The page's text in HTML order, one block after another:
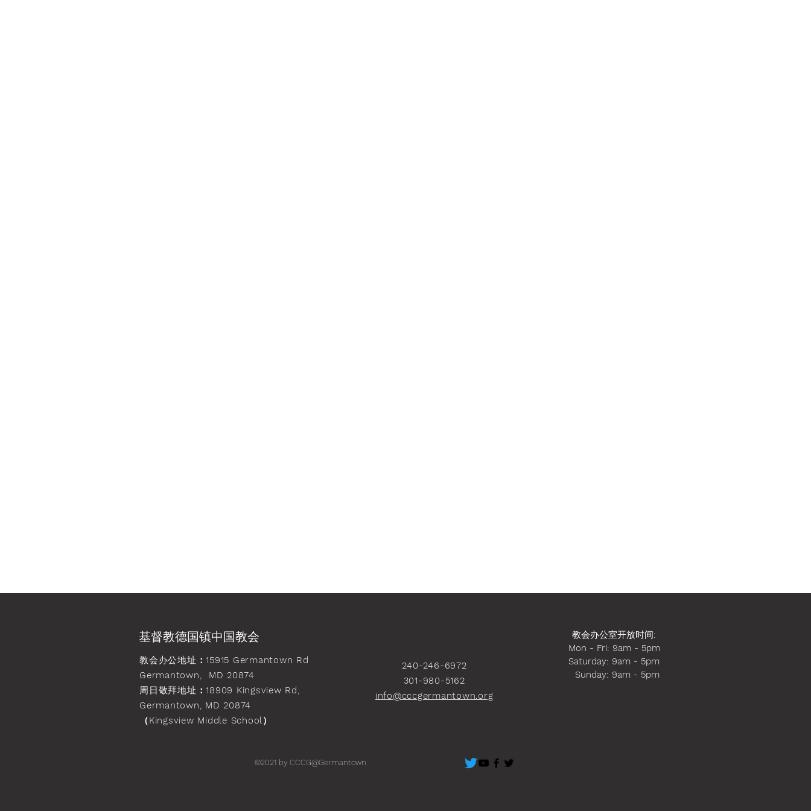
基督教德国镇中国教会
240-246-6972
301-980-5162
info@cccgermantown.org
©2021 by CCCG@Germantown
教会办公地址 ：15915 Germantown Rd
Germantown, MD 20874
周日敬拜地址 ：18909 Kingsview Rd,
Germantown, MD 20874
（Kingsview Middle School）
教会办公室开放时间:
Mon - Fri: 9am - 5pm
​​Saturday: 9am - 5pm
​ Sunday: 9am - 5pm